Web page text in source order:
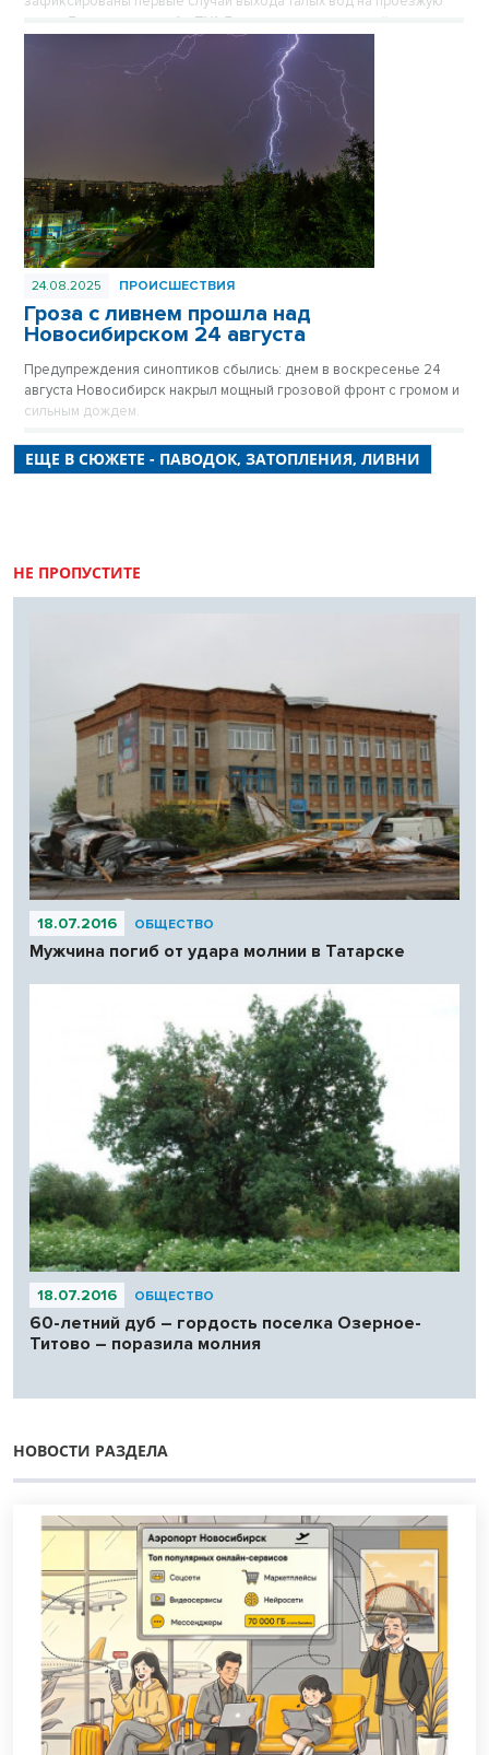
часть. Дорожные службы ТУАД перешли на усиленный режим
мониторинга, на опасных участках выставлены специальные
24.08.2025 ПРОИСШЕСТВИЯ
Гроза с ливнем прошла над
Новосибирском 24 августа
Предупреждения синоптиков сбылись: днем в воскресенье 24
августа Новосибирск накрыл мощный грозовой фронт с громом и
сильным дождем.
ЕЩЕ В СЮЖЕТЕ - ПАВОДОК, ЗАТОПЛЕНИЯ, ЛИВНИ
НЕ ПРОПУСТИТЕ
18.07.2016 ОБЩЕСТВО
Мужчина погиб от удара молнии в Татарске
18.07.2016 ОБЩЕСТВО
60-летний дуб – гордость поселка Озерное-
Титово – поразила молния
НОВОСТИ РАЗДЕЛА